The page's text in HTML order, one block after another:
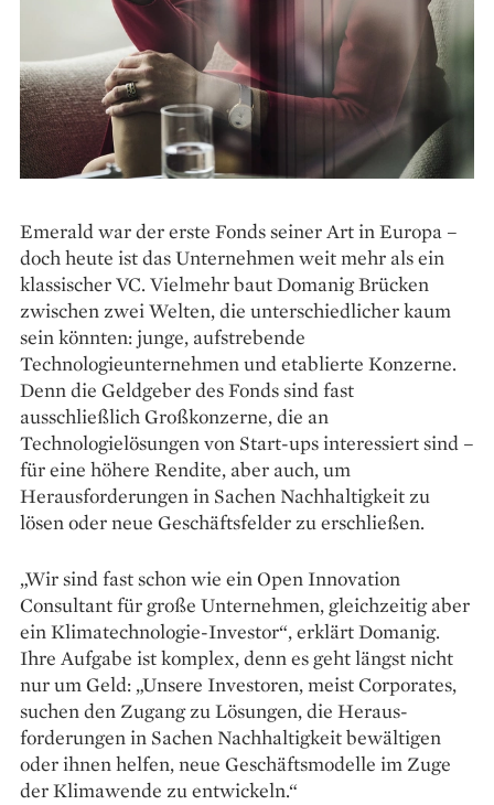
Emerald war der erste Fonds seiner Art in Europa –
doch heute ist das Unternehmen weit mehr als ein
klassischer VC. Vielmehr baut Domanig Brücken
zwischen zwei Welten, die unterschiedlicher kaum
sein könnten: junge, aufstrebende
Technologieunternehmen und etablierte Konzerne.
Denn die Geldgeber des Fonds sind fast
ausschließlich Großkonzerne, die an
Technologielösungen von Start-ups interessiert sind –
für eine höhere Rendite, aber auch, um
Herausforderungen in Sachen Nachhaltigkeit zu
lösen oder neue Geschäftsfelder zu erschließen.
„Wir sind fast schon wie ein Open Innovation
Consultant für große Unternehmen, ­gleichzeitig aber
ein Klimatechnologie-Investor“, erklärt Domanig.
Ihre Aufgabe ist komplex, denn es geht längst nicht
nur um Geld: „Unsere Investoren, meist Corporates,
suchen den Zugang zu Lösungen, die Heraus­
forderungen in Sachen Nachhaltigkeit bewältigen
oder ihnen helfen, neue Geschäftsmodelle im Zuge
der Klimawende zu entwickeln.“